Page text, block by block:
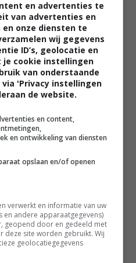
veranderen Noelle's
kan
vinden.
.
Hoover ,Damon
,Erin Karpluk,Connie
Tarpos.
en advertenties te
van advertenties en
onze diensten te
wij gegevens
ID’s, geolocatie en
je cookie instellingen
van onderstaande
'Privacy instellingen
de website.
en content,
en ontwikkeling van diensten
opslaan en/of openen
verwerkt en informatie van uw
en andere apparaatgegevens)
geopend door en gedeeld met
deze site worden gebruikt. Wij
geolocatiegegevens